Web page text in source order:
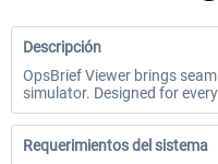
Descripción
OpsBrief Viewer brings
simulator. Designed for
Requerimientos del sistema